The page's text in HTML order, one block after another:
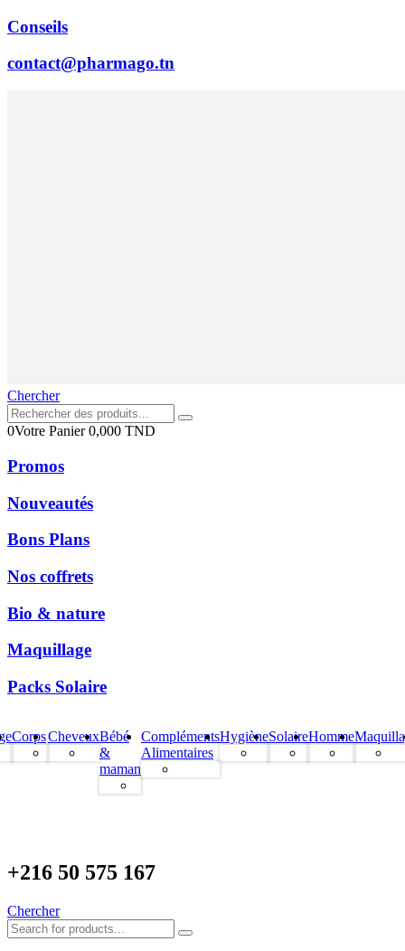
Conseils
contact@pharmago.tn
Chercher
0Votre Panier0,000 TND
Promos
Nouveautés
Bons Plans
Nos coffrets
Bio & nature
Maquillage
Packs Solaire
CorpsCheveuxBébé
&
maman
Compléments
Alimentaires
HygièneSolaireHomme
+216 50 575 167
Chercher